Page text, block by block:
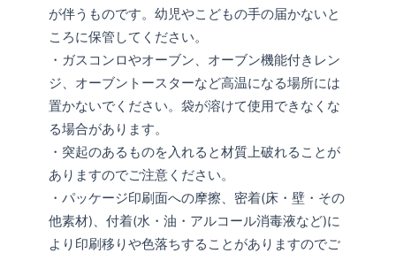
が伴うものです。幼児やこどもの手の届かないと
ころに保管してください。
・ガスコンロやオーブン、オーブン機能付きレン
ジ、オーブントースターなど高温になる場所には
置かないでください。袋が溶けて使用できなくな
る場合があります。
・突起のあるものを入れると材質上破れることが
ありますのでご注意ください。
・パッケージ印刷面への摩擦、密着(床・壁・その
他素材)、付着(水・油・アルコール消毒液など)に
より印刷移りや色落ちすることがありますのでご